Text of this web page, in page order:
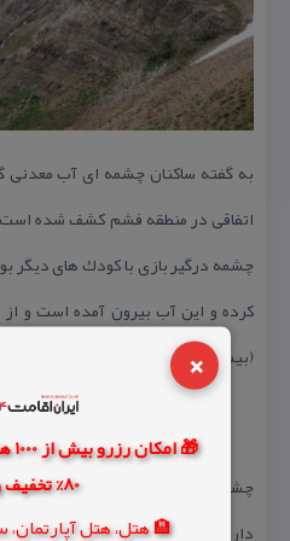
×
🎁
80% تخفیف واقعی
🏨 هتل، هتل
به گفته ساكنان چشمه ای آب معدنی
اتفاقی در منطقه فشم كشف شده
چشمه درگیر بازی با كودك های دیگر
كرده و این آب بیرون آمده است و
(بیشتر بخوانید:آشنایی با )
چشمه تلخاب در واقع از سه
دارای آب تلخ مزه و گازداری با